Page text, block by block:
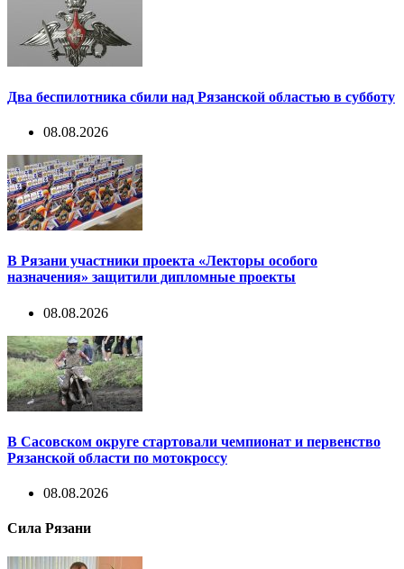
Два беспилотника сбили над Рязанской областью в субботу
08.08.2026
В Рязани участники проекта «Лекторы особого
назначения» защитили дипломные проекты
08.08.2026
В Сасовском округе стартовали чемпионат и первенство
Рязанской области по мотокроссу
08.08.2026
Сила Рязани